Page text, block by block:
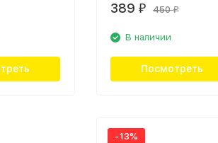
389 ₽ 450₽
В наличии
Посмотреть
-13%